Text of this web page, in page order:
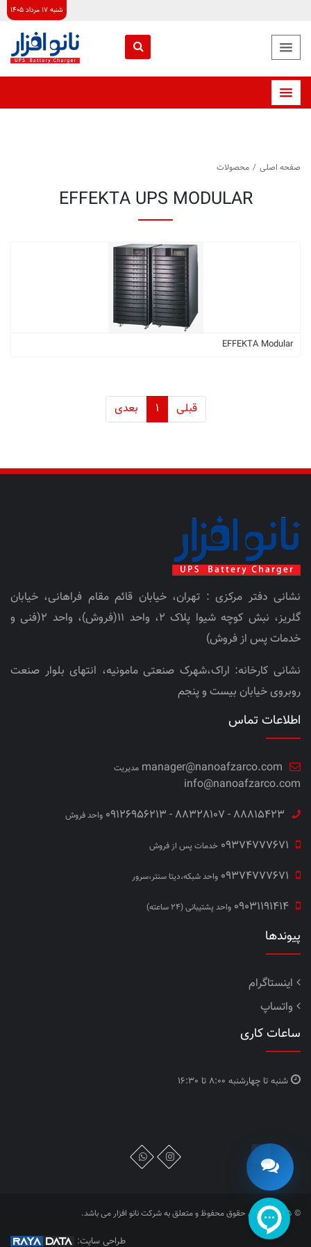
شنبه ۱۷ مرداد ۱۴۰۵
صفحه اصلی / محصولات
EFFEKTA UPS MODULAR
EFFEKTA Modular
قبلی 1 بعدی
نشانی دفتر مرکزی : تهران، خیابان قائم مقام فراهانی، خیابان
گلریز، نبش کوچه شیوا پلاک 2، واحد 11(فروش)، واحد 2(فنی و
خدمات پس از فروش)
نشانی کارخانه: اراک،شهرک صنعتی مامونیه، انتهای بلوار صنعت
روبروی خیابان بیست و پنجم
اطلاعات تماس
manager@nanoafzarco.com مدیریت
info@nanoafzarco.com
88815423 - 88328107 - 09126956213
واحد فروش
09374777671 خدمات پس از فروش
09374777671 واحد شبکه،دیتا سنتر،سرور
09031191414 واحد پشتیبانی (24 ساعته)
پیوندها
اینستاگرام
واتساپ
ساعات کاری
شنبه تا چهارشنبه 8:00 تا 16:30
© 2025 - تمامی حقوق محفوظ و متعلق به شرکت نانو افزار می باشد.
طراحی سایت: